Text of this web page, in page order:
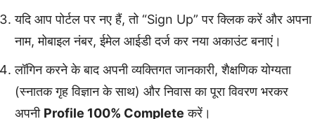
यदि आप पोर्टल पर नए हैं, तो “Sign Up” पर क्लिक करें और अपना
नाम, मोबाइल नंबर, ईमेल आईडी दर्ज कर नया अकाउंट बनाएं।
लॉगिन करने के बाद अपनी व्यक्तिगत जानकारी, शैक्षणिक योग्यता
(स्नातक गृह विज्ञान के साथ) और निवास का पूरा विवरण भरकर
अपनी Profile 100% Complete करें।